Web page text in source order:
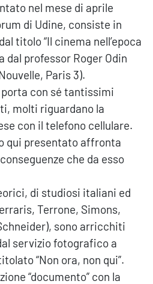
nel mese di aprile
di Udine, consiste in
titolo “Il cinema nell’epoca
dal professor Roger Odin
Paris 3).
con sé tantissimi
molti riguardano la
con il telefono cellulare.
qui presentato affronta
che da esso
di studiosi italiani ed
Terrone, Simons,
sono arricchiti
servizio fotografico a
“Non ora, non qui”.
“documento” con la